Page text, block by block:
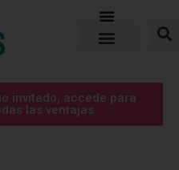
invitado, accede para
las ventajas